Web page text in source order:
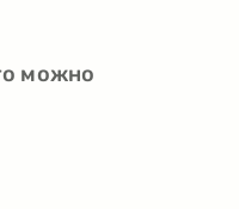
можно